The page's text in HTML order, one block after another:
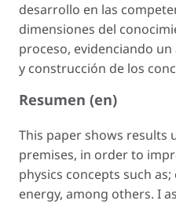
desarrollo en las
dimensiones del
proceso, evidenciando
y construcción de los
Resumen (en)
This paper shows results
premises, in order to
physics concepts such
energy, among others. I